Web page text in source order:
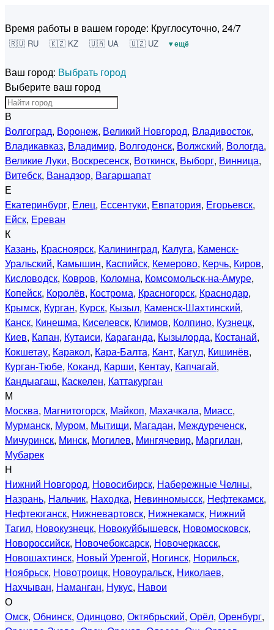
Время работы в вашем городе: Круглосуточно, 24/7
🇷🇺 RU 🇰🇿 KZ 🇺🇦 UA 🇺🇿 UZ ▾ ещё
Ваш город: Выбрать город
Выберите ваш город
В
Волгоград, Воронеж, Великий Новгород, Владивосток,
Владикавказ, Владимир, Волгодонск, Волжский, Вологда,
Великие Луки, Воскресенск, Воткинск, Выборг, Винница,
Витебск, Ванадзор, Вагаршапат
Е
Екатеринбург, Елец, Ессентуки, Евпатория, Егорьевск,
Ейск, Ереван
К
Казань, Красноярск, Калининград, Калуга, Каменск-
Уральский, Камышин, Каспийск, Кемерово, Керчь, Киров,
Кисловодск, Ковров, Коломна, Комсомольск-на-Амуре,
Копейск, Королёв, Кострома, Красногорск, Краснодар,
Крымск, Курган, Курск, Кызыл, Каменск-Шахтинский,
Канск, Кинешма, Киселевск, Климов, Колпино, Кузнецк,
Киев, Капан, Кутаиси, Караганда, Кызылорда, Костанай,
Кокшетау, Каракол, Кара-Балта, Кант, Кагул, Кишинёв,
Курган-Тюбе, Коканд, Карши, Кентау, Капчагай,
Кандыагаш, Каскелен, Каттакурган
М
Москва, Магнитогорск, Майкоп, Махачкала, Миасс,
Мурманск, Муром, Мытищи, Магадан, Междуреченск,
Мичуринск, Минск, Могилев, Мингячевир, Маргилан,
Мубарек
Н
Нижний Новгород, Новосибирск, Набережные Челны,
Назрань, Нальчик, Находка, Невинномысск, Нефтекамск,
Нефтеюганск, Нижневартовск, Нижнекамск, Нижний
Тагил, Новокузнецк, Новокуйбышевск, Новомосковск,
Новороссийск, Новочебоксарск, Новочеркасск,
Новошахтинск, Новый Уренгой, Ногинск, Норильск,
Ноябрьск, Новотроицк, Новоуральск, Николаев,
Нахчыван, Наманган, Нукус, Навои
О
Омск, Обнинск, Одинцово, Октябрьский, Орёл, Оренбург,